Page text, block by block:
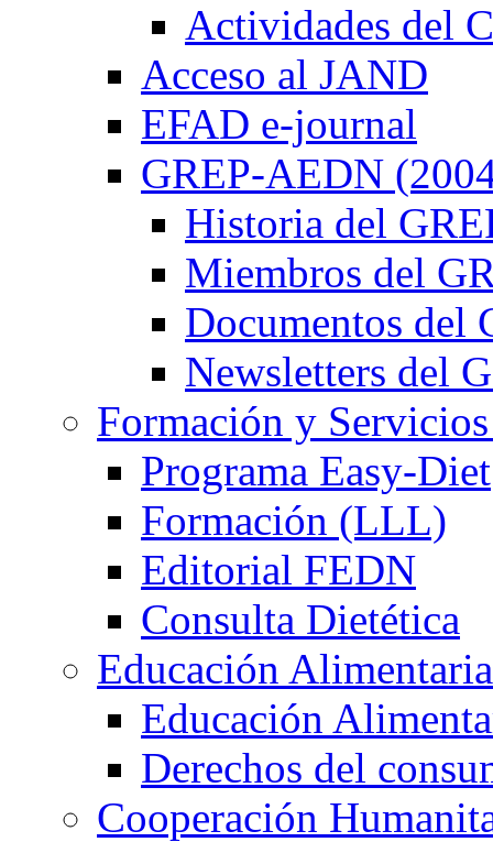
Actividades del
Acceso al JAND
EFAD e-journal
GREP-AEDN
Historia del
Miembros del
Documentos del
Newsletters del
Formación y
Programa Easy-Diet
Formación (LLL)
Editorial FEDN
Consulta Dietética
Educación Alimentaria
Educación
Derechos del
Cooperación